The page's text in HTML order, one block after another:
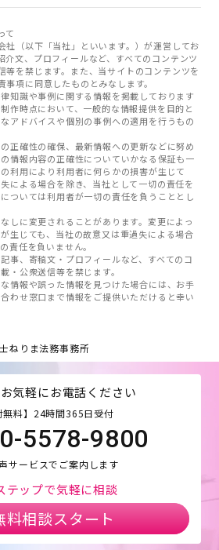
て
社（以下「当社」といいます。）が運営してお
介文、プロフィールなど、すべてのコンテンツ
等を禁じます。また、当サイトのコンテンツを
項に同意したものとみなします。
知識や事例に関する情報を掲載しております
作時点において、一般的な情報提供を目的と
アドバイスや個別の事例への適用を行うもの
正確性の確保、最新情報への更新などに努め
情報内容の正確性についていかなる保証も一
利用により利用者に何らかの損害が生じて
による場合を除き、当社として一切の責任を
ついては利用者が一切の責任を負うこととし
しに変更されることがあります。変更によっ
生じても、当社の故意又は重過失による場合
責任を負いません。
事、寄稿文・プロフィールなど、すべてのコ
・公衆送信等を禁じます。
情報や誤った情報を見つけた場合には、お手
わせ窓口まで情報をご提供いただけると幸い
ねりま法務事務所
気軽にお電話ください
無料】24時間365日受付
5578-9800
サービスでご案内します
テップで気軽に相談
料相談スタート